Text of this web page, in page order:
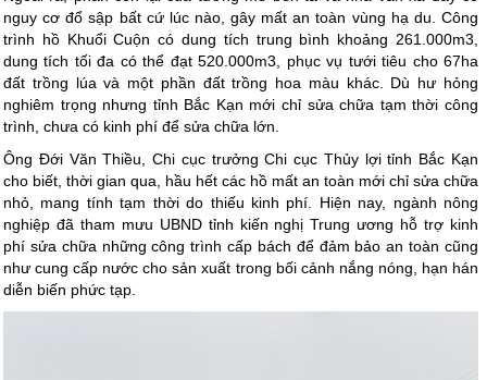
nguy cơ đổ sập bất cứ lúc nào, gây mất an toàn vùng hạ du. Công
trình hồ Khuổi Cuộn có dung tích trung bình khoảng 261.000m3,
dung tích tối đa có thể đạt 520.000m3, phục vụ tưới tiêu cho 67ha
đất trồng lúa và một phần đất trồng hoa màu khác. Dù hư hỏng
nghiêm trọng nhưng tỉnh Bắc Kạn mới chỉ sửa chữa tạm thời công
trình, chưa có kinh phí để sửa chữa lớn.
Ông Đới Văn Thiều, Chi cục trưởng Chi cục Thủy lợi tỉnh Bắc Kạn
cho biết, thời gian qua, hầu hết các hồ mất an toàn mới chỉ sửa chữa
nhỏ, mang tính tạm thời do thiếu kinh phí. Hiện nay, ngành nông
nghiệp đã tham mưu UBND tỉnh kiến nghị Trung ương hỗ trợ kinh
phí sửa chữa những công trình cấp bách để đảm bảo an toàn cũng
như cung cấp nước cho sản xuất trong bối cảnh nắng nóng, hạn hán
diễn biến phức tạp.